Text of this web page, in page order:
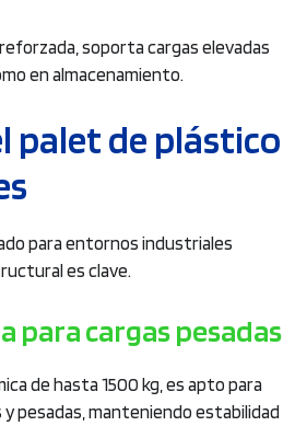
soporta cargas elevadas
en almacenamiento.
palet de plástico
para entornos industriales
es clave.
para cargas pesadas
de hasta 1500 kg, es apto para
pesadas, manteniendo estabilidad